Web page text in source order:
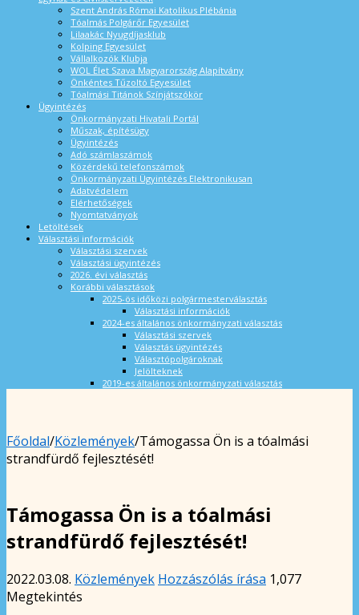
Szent András Római Katolikus Plébánia
Tóalmás Polgárőr Egyesület
Lilaakác Nyugdíjasklub
Kolping Egyesület
Vállalkozók Klubja
WOL Élet Szava Magyarország Alapítvány
Önkéntes Tűzoltó Egyesület
Tóalmási Titánok Színjátszókör
Ügyintézés
Önkormányzati Hivatali Portál
Műszak, építésügy
Ügyintézés
Adó számlaszámok
Közérdekű telefonszámok
Önkormányzati Ügyintézés Elektronikusan
Adatvédelem
Elérhetőségek
Nyomtatványok
Letöltések
Választási információk
Választási szervek
Választási ügyintézés
2026. évi választás
Korábbi választások
2025-ös időközi polgármesterválasztás
Választási információk
2024-es általános önkormányzati választás
Választási szervek
Választás ügyintézés
Választópolgároknak
Jelölteknek
2019-es általános önkormányzati választás
Főoldal/Közlemények/Támogassa Ön is a tóalmási
strandfürdő fejlesztését!
Támogassa Ön is a tóalmási
strandfürdő fejlesztését!
2022.03.08. Közlemények Hozzászólás írása 1,077
Megtekintés